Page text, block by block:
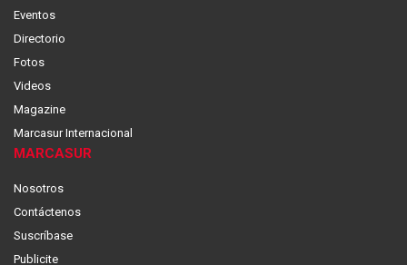
Eventos
Directorio
Fotos
Videos
Magazine
Marcasur Internacional
MARCASUR
Nosotros
Contáctenos
Suscríbase
Publicite